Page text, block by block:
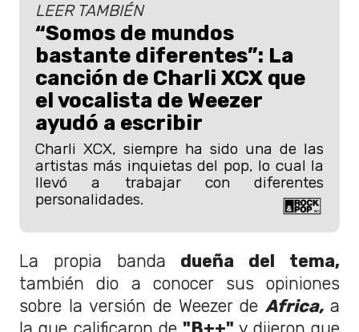
LEER TAMBIÉN
“Somos de mundos
bastante diferentes”: La
canción de Charli XCX que
el vocalista de Weezer
ayudó a escribir
Charli XCX, siempre ha sido una de las
artistas más inquietas del pop, lo cual la
llevó a trabajar con diferentes
personalidades.
La propia banda dueña del tema,
también dio a conocer sus opiniones
sobre la versión de Weezer de Africa, a